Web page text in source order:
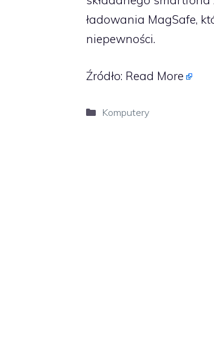
ładowania MagSafe,
niepewności.
Źródło: Read More
Kategorie
Komputery